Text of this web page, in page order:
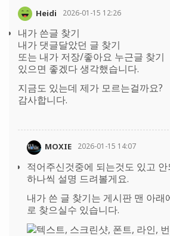
Heidi 2026-01-15 12:26
내가 쓴글 찾기
내가 댓글달았던 글 찾기
또는 내가 저장/좋아요 누근글 찾기
있으면 좋겠다 생각했습니다.
지금도 있는데 제가 모르는걸까요?
감사합니다.
MOXIE 2026-01-15 14:07
적어주신것중에 되는것도 있고
하나씩 설명 드려볼게요.
내가 쓴 글 찾기는 게시판 맨 아래
로 찾으실수 있습니다.